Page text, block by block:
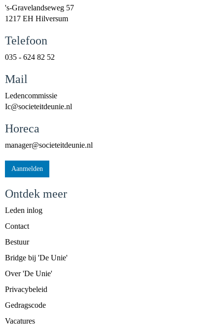
's-Gravelandseweg 57
1217 EH Hilversum
Telefoon
035 - 624 82 52
Mail
Ledencommissie
cI@societeitdeunie.nl
Horeca
reganam@societeitdeunie.nl
Aanmelden
Ontdek meer
Leden inlog
Contact
Bestuur
Bridge bij 'De Unie'
Over 'De Unie'
Privacybeleid
Gedragscode
Vacatures